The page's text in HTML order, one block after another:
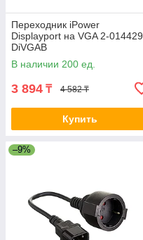
Переходник iPower
Displayport на VGA 2-014429
DiVGAB
В наличии 200 ед.
3 894 ₸ 4 582 ₸
Купить
–9%